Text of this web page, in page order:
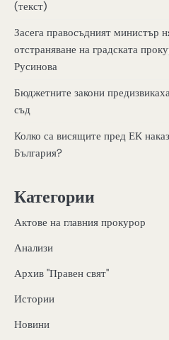
(текст)
Засега правосъдният министър
отстраняване на градската
Русинова
Бюджетните закони
съд
Колко са висящите пред ЕК
България?
Категории
Актове на главния прокурор
Анализи
Архив "Правен свят"
Истории
Новини